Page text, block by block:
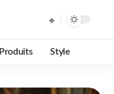
Produits Style